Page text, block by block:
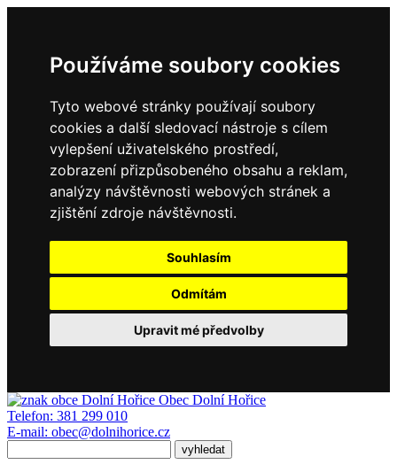
Používáme soubory cookies
Tyto webové stránky používají soubory
cookies a další sledovací nástroje s cílem
vylepšení uživatelského prostředí,
zobrazení přizpůsobeného obsahu a reklam,
analýzy návštěvnosti webových stránek a
zjištění zdroje návštěvnosti.
Souhlasím
Odmítám
Upravit mé předvolby
Obec Dolní Hořice
Telefon: 381 299 010
E-mail: obec@dolnihorice.cz